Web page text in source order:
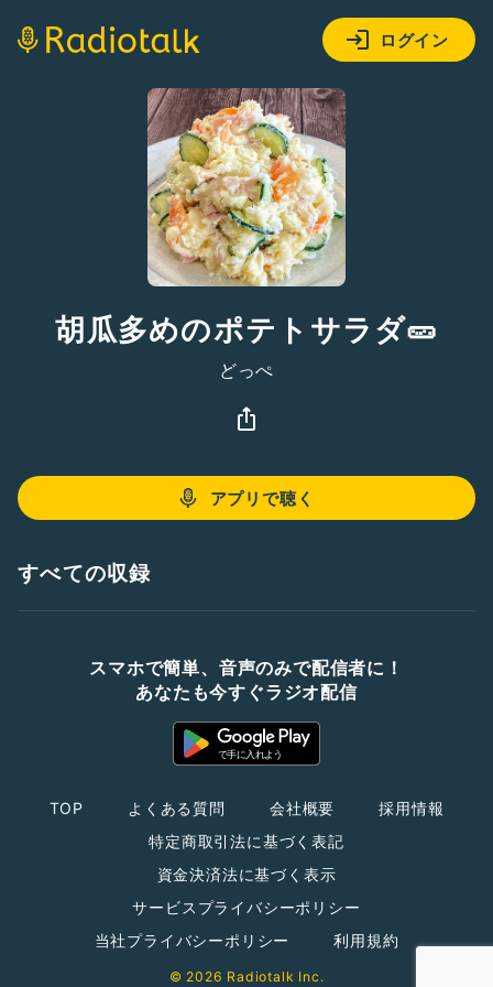
ログイン
胡瓜多めのポテトサラダ🥒
どっぺ
アプリで聴く
すべての収録
スマホで簡単、音声のみで配信者に！
あなたも今すぐラジオ配信
TOP よくある質問 会社概要
採用情報
特定商取引法に基づく表記
資金決済法に基づく表示
サービスプライバシーポリシー
当社プライバシーポリシー
利用規約
© 2026 Radiotalk Inc.